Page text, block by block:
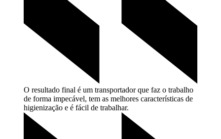
O resultado final é um transportador que faz o trabalho
de forma impecável, tem as melhores características de
higienização e é fácil de trabalhar.